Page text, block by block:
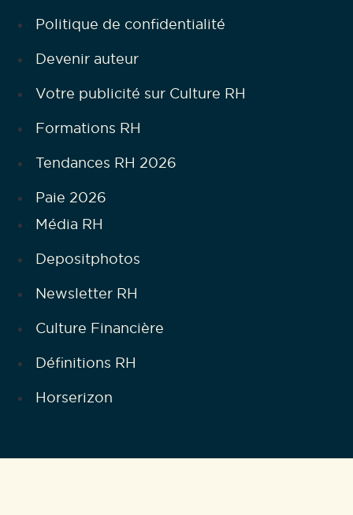
Politique de confidentialité
Devenir auteur
Votre publicité sur Culture RH
Formations RH
Tendances RH 2026
Paie 2026
Média RH
Depositphotos
Newsletter RH
Culture Financière
Définitions RH
Horserizon